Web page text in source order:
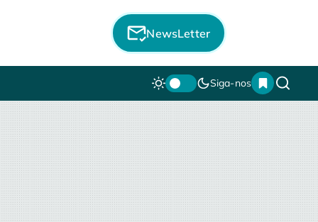
NewsLetter
Siga-nos